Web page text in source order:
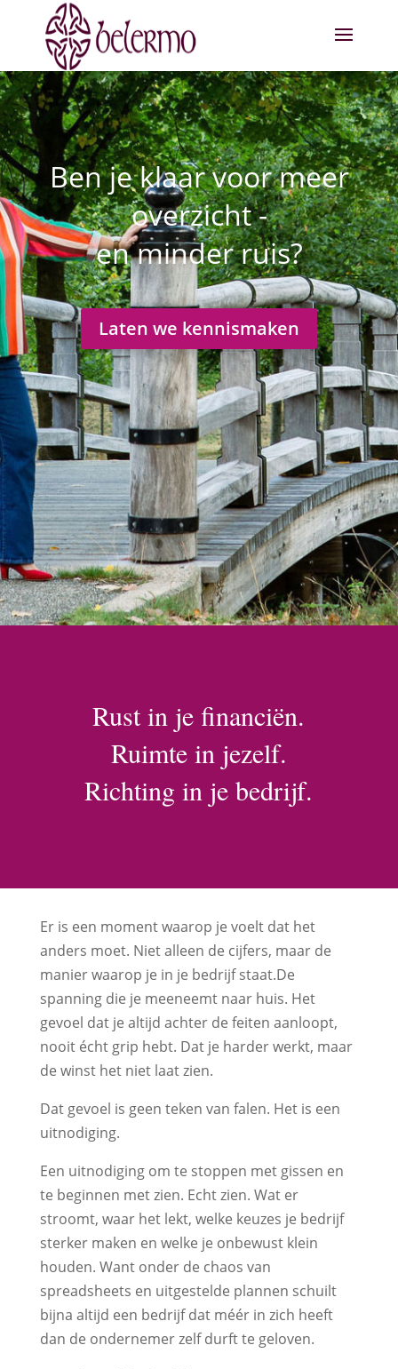
Ben je klaar voor meer
overzicht -
en minder ruis?
Laten we kennismaken
Rust in je financiën.
Ruimte in jezelf.
Richting in je bedrijf.
Er is een moment waarop je voelt dat het
anders moet. Niet alleen de cijfers, maar de
manier waarop je in je bedrijf staat.De
spanning die je meeneemt naar huis. Het
gevoel dat je altijd achter de feiten aanloopt,
nooit écht grip hebt. Dat je harder werkt, maar
de winst het niet laat zien.
Dat gevoel is geen teken van falen. Het is een
uitnodiging.
Een uitnodiging om te stoppen met gissen en
te beginnen met zien. Echt zien. Wat er
stroomt, waar het lekt, welke keuzes je bedrijf
sterker maken en welke je onbewust klein
houden. Want onder de chaos van
spreadsheets en uitgestelde plannen schuilt
bijna altijd een bedrijf dat méér in zich heeft
dan de ondernemer zelf durft te geloven.